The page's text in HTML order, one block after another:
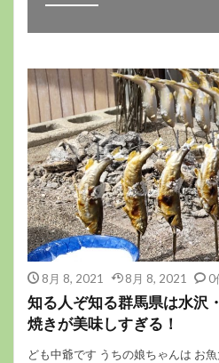
8月 8, 2021 8月 8, 2021 0
知る人ぞ知る群馬県は水沢
焼きが美味しすぎる！
ども中爺です うちの娘ちゃんは お